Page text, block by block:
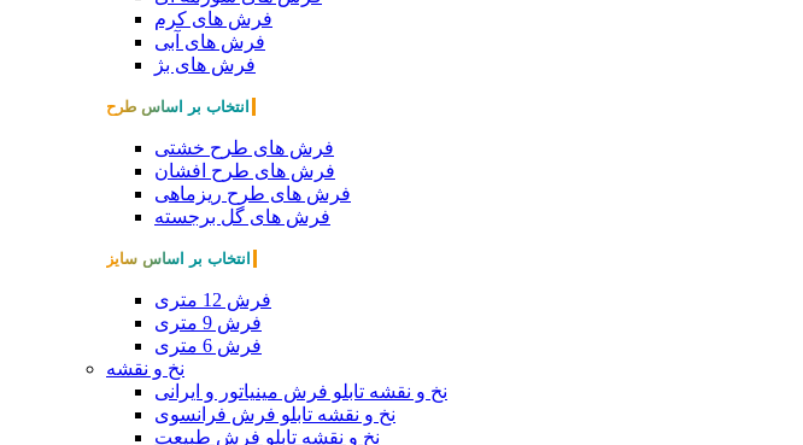
فرش های کرم
فرش های آبی
فرش های بژ
انتخاب بر اساس طرح
فرش های طرح خشتی
فرش های طرح افشان
فرش های طرح ریزماهی
فرش های گل برجسته
انتخاب بر اساس سایز
فرش 12 متری
فرش 9 متری
فرش 6 متری
نخ و نقشه
نخ و نقشه تابلو فرش مینیاتور و ایرانی
نخ و نقشه تابلو فرش فرانسوی
نخ و نقشه تابلو فرش طبیعت